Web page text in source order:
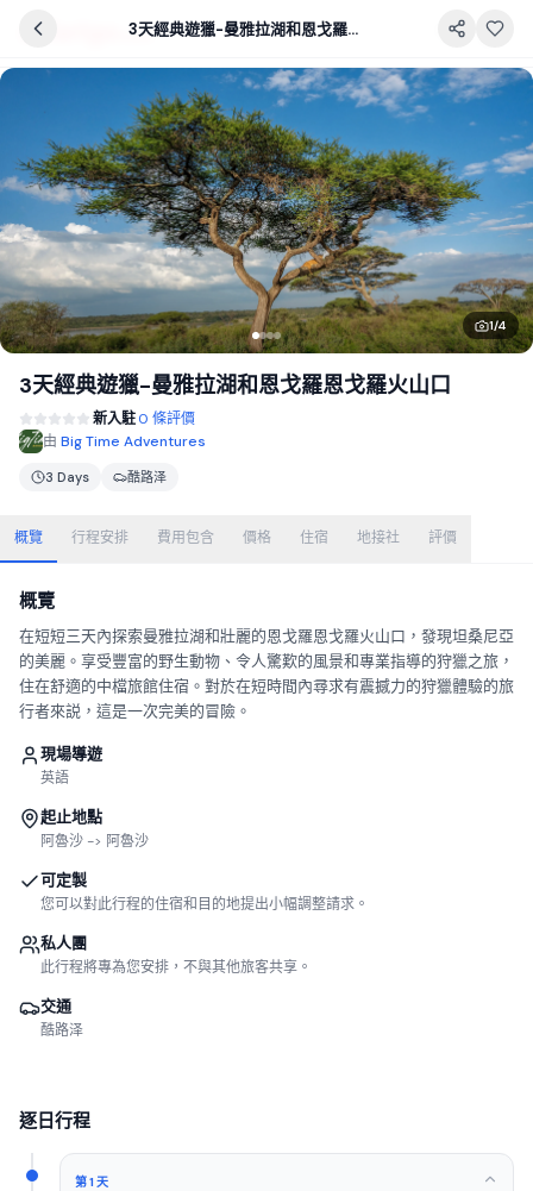
3天經典遊獵-曼雅拉湖和恩戈羅恩戈羅火山口
1/4
3天經典遊獵-曼雅拉湖和恩戈羅恩戈羅火山口
新入駐0 條評價
由 Big Time Adventures
3 Days 酷路泽
概覽 行程安排 費用包含 價格 住宿 地接社 評價
概覽
在短短三天內探索曼雅拉湖和壯麗的恩戈羅恩戈羅火山口，發現坦桑尼亞
的美麗。享受豐富的野生動物、令人驚歎的風景和專業指導的狩獵之旅，
住在舒適的中檔旅館住宿。對於在短時間內尋求有震撼力的狩獵體驗的旅
行者來説，這是一次完美的冒險。
現場導遊
英語
起止地點
阿魯沙 -> 阿魯沙
可定製
您可以對此行程的住宿和目的地提出小幅調整請求。
私人團
此行程將專為您安排，不與其他旅客共享。
交通
酷路泽
逐日行程
第 1 天